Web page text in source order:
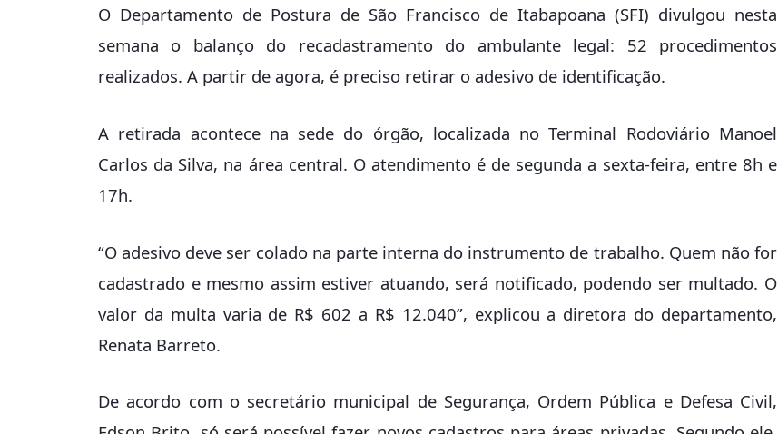
O Departamento de Postura de São Francisco de Itabapoana (SFI) divulgou nesta
semana o balanço do recadastramento do ambulante legal: 52 procedimentos
realizados. A partir de agora, é preciso retirar o adesivo de identificação.
A retirada acontece na sede do órgão, localizada no Terminal Rodoviário Manoel
Carlos da Silva, na área central. O atendimento é de segunda a sexta-feira, entre 8h e
17h.
“O adesivo deve ser colado na parte interna do instrumento de trabalho. Quem não for
cadastrado e mesmo assim estiver atuando, será notificado, podendo ser multado. O
valor da multa varia de R$ 602 a R$ 12.040”, explicou a diretora do departamento,
Renata Barreto.
De acordo com o secretário municipal de Segurança, Ordem Pública e Defesa Civil,